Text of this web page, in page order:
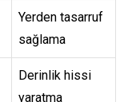
Yerden tasarruf
sağlama
Derinlik hissi
yaratma